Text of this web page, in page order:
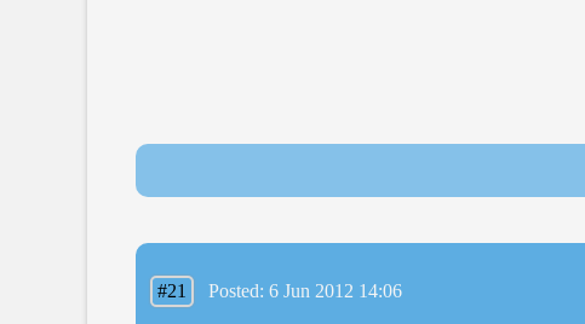
#21 Posted: 6 Jun 2012 14:06